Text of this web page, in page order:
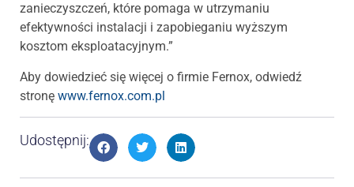
zanieczyszczeń, które pomaga w utrzymaniu
efektywności instalacji i zapobieganiu wyższym
kosztom eksploatacyjnym.”
Aby dowiedzieć się więcej o firmie Fernox, odwiedź
stronę www.fernox.com.pl
Udostępnij: